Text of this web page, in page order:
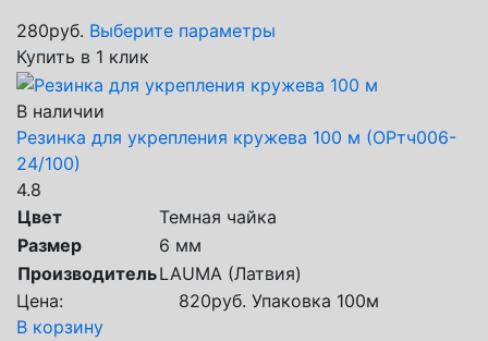
280руб. Выберите параметры
Купить в 1 клик
В наличии
Резинка для укрепления кружева 100 м (ОРтч006-
24/100)
4.8
Цвет
Темная чайка
Размер
6 мм
ПроизводительLAUMA (Латвия)
Цена:
820руб. Упаковка 100м
В корзину